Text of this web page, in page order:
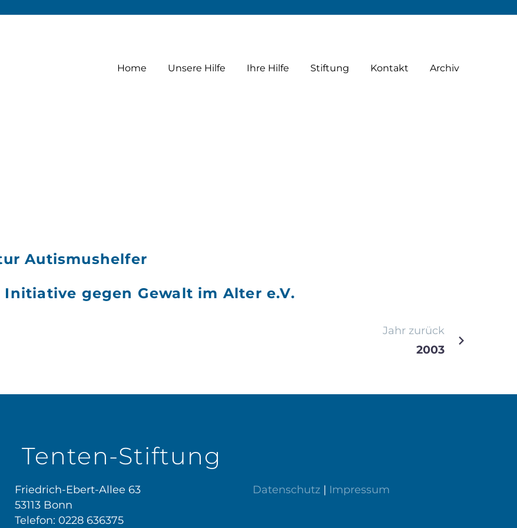
Home Unsere Hilfe Ihre Hilfe Stiftung Kontakt Archiv
2004
Autismushelfer
gegen Gewalt im Alter e.V.
Jahr zurück
2003
Tenten-Stiftung
Friedrich-Ebert-Allee 63
53113 Bonn
Telefon: 0228 636375
Datenschutz | Impressum